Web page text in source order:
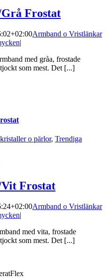
Frostat
Armband o Vristlänkar
|
med gråa, frostade
som mest. Det [...]
o pärlor, Trendiga
Vit Frostat
Armband o Vristlänkar
|
med vita, frostade
som mest. Det [...]